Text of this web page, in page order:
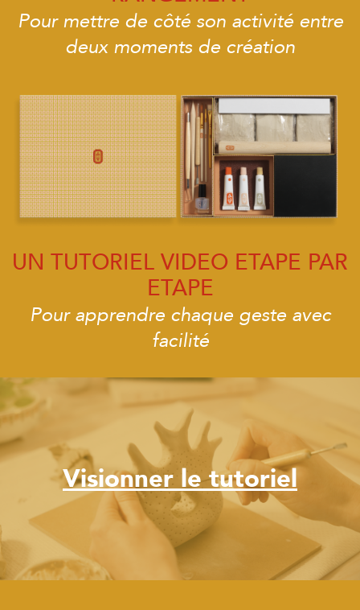
Pour mettre de côté son activité entre
deux moments de création
UN TUTORIEL VIDEO ETAPE PAR
ETAPE
Pour apprendre chaque geste avec
facilité
Visionner le tutoriel